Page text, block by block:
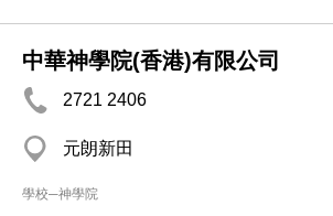
中華神學院(香港)有限公司
2721 2406
元朗新田
學校─神學院